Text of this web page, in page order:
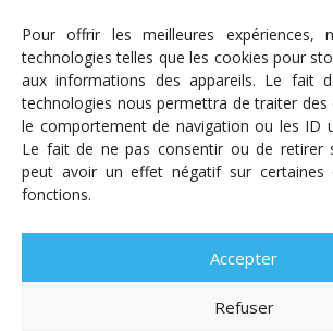
Pour offrir les meilleures expériences,
technologies telles que les cookies pour
aux informations des appareils. Le fait
technologies nous permettra de traiter des
le comportement de navigation ou les ID
Le fait de ne pas consentir ou de retirer
peut avoir un effet négatif sur certaines
fonctions.
Accepter
Refuser
Radio Judaica Strasbourg
Tous droits réservés
RADIO JUDAÏCA
ÉMISSIONS ET GRILLE
PODCASTS
UN DON
ADHÉRER MENTIONS